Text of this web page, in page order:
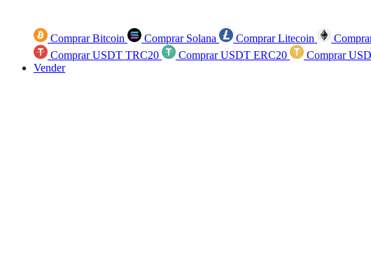
Comprar Bitcoin Comprar Solana Comprar Litecoin
Comprar USDT TRC20
Comprar USDT ERC20 Comprar
Vender